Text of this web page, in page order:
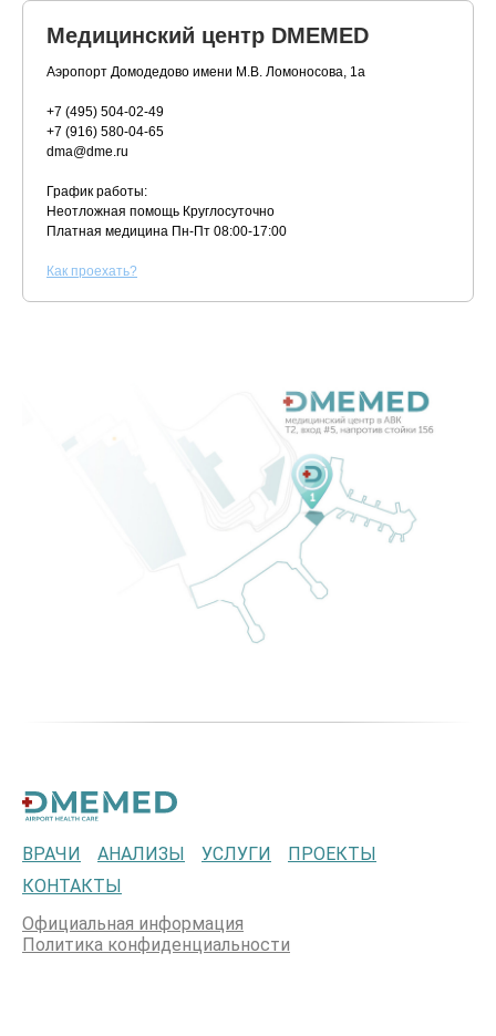
Медицинский центр DMEMED
Аэропорт Домодедово имени М.В. Ломоносова, 1а
+7 (495) 504-02-49
+7 (916) 580-04-65
dma@dme.ru
График работы:
Неотложная помощь Круглосуточно
Платная медицина Пн-Пт 08:00-17:00
Как проехать?
ВРАЧИ АНАЛИЗЫ УСЛУГИ
ПРОЕКТЫ
КОНТАКТЫ
Официальная информация
Политика конфиденциальности